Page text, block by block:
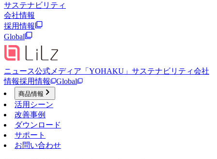
サステナビリティ
会社情報
採用情報
Global
ニュース公式メディア「YOHAKU」 サステナビリティ会社
情報採用情報 Global
商品情報
活用シーン
改善事例
ダウンロード
サポート
お問い合わせ